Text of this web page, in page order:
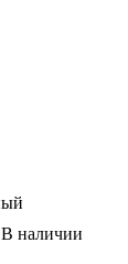
В наличии